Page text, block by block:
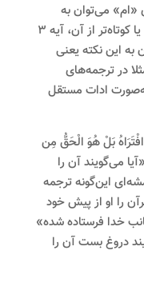
«ام» می‌توان به
آیاتی نظیر آیات ۶۸ تا ۷۰ سوره مومنون یا کوتاه‌تر از آن، آیه ۳
به این نکته یعنی
در ترجمه‌های
ادات مستقل
افْتَرَاهُ بَلْ هُوَ الْحَقُّ مِن
می‌‌گویند آن را
این‌گونه ترجمه
را او از پیش خود
خدا فرستاده شده»
دروغ بست آن را